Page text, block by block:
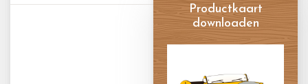
Productkaart
downloaden